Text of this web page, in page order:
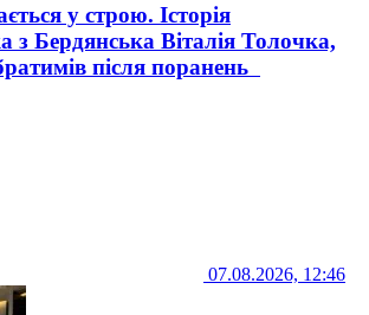
у строю. Історія
з Бердянська Віталія Толочка,
після поранень
07.08.2026, 12:46